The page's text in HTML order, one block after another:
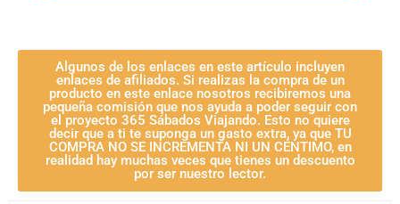
Algunos de los enlaces en este artículo incluyen
enlaces de afiliados. Si realizas la compra de un
producto en este enlace nosotros recibiremos una
pequeña comisión que nos ayuda a poder seguir con
el proyecto 365 Sábados Viajando. Esto no quiere
decir que a ti te suponga un gasto extra, ya que TU
COMPRA NO SE INCREMENTA NI UN CÉNTIMO, en
realidad hay muchas veces que tienes un descuento
por ser nuestro lector.